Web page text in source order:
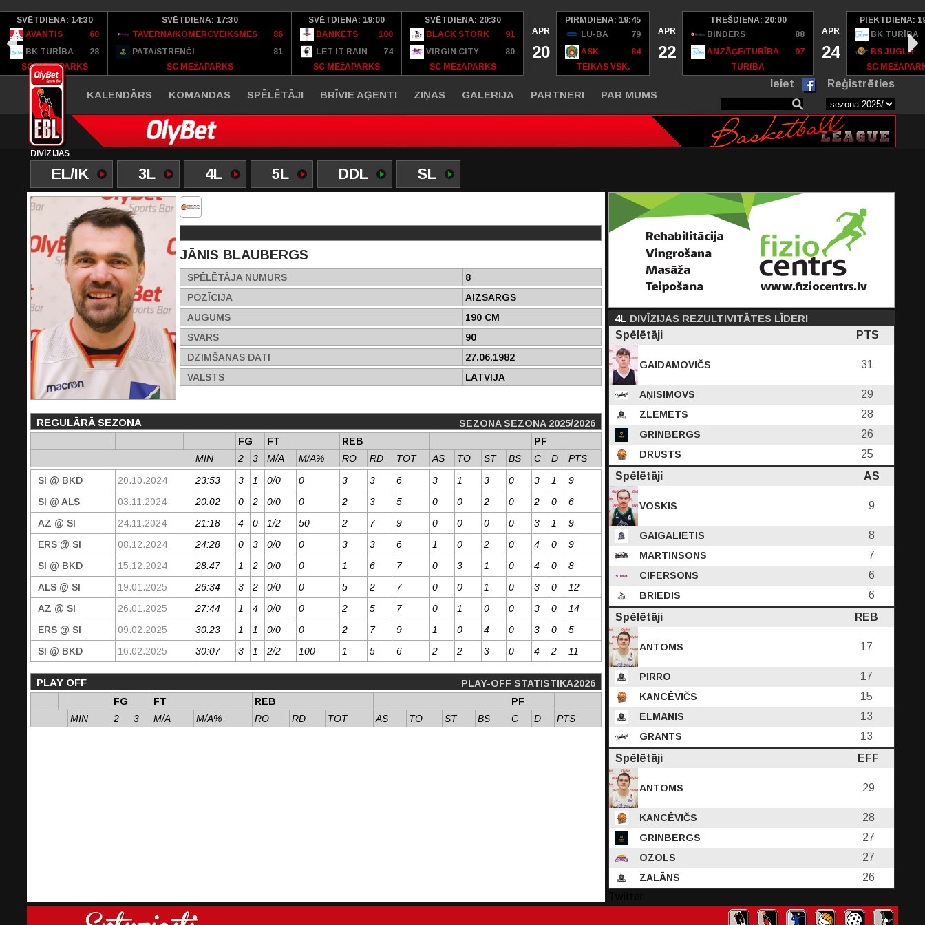
SVĒTDIENA: 14:30
AVANTIS
60
BK TURĪBA
28
SC MEŽAPARKS
SVĒTDIENA: 17:30
TAVERNA/KOMERCVEIKSMES
86
PATA/STRENČI
81
SC MEŽAPARKS
SVĒTDIENA: 19:00
BANKETS
100
LET IT RAIN
74
SC MEŽAPARKS
SVĒTDIENA: 20:30
BLACK STORK
91
VIRGIN CITY
80
SC MEŽAPARKS
APR
20
PIRMDIENA: 19:45
LU-BA
79
ASK
84
TEIKAS VSK.
APR
22
TREŠDIENA: 20:00
BINDERS
88
ANZĀĢE/TURĪBA
97
TURĪBA
APR
24
PIEKTDIENA:
BK TURĪBA
BS JUGLA
SC
KALENDĀRS KOMANDAS SPĒLĒTĀJI BRĪVIE AĢENTI ZIŅAS GALERIJA PARTNERI PAR MUMS
Ieiet Reģistrēties
DIVĪZIJAS
EL/IK 3L 4L 5L DDL SL
JĀNIS BLAUBERGS
SPĒLĒTĀJA NUMURS
8
POZĪCIJA
AIZSARGS
AUGUMS
190 CM
SVARS
90
DZIMŠANAS DATI
27.06.1982
VALSTS
LATVIJA
REGULĀRĀ SEZONA
SEZONA SEZONA 2025/2026
FG
FT REB
PF
MIN
2 3 M/A M/A% RO RD TOT AS TO ST BS C D
PTS
SI @ BKD
20.10.2024 23:53 3 1 0/0 0 3 3 6 3 1 3 0 3 1
9
SI @ ALS
03.11.2024 20:02 0 2 0/0 0 2 3 5 0 0 2 0 2 0
6
AZ @ SI
24.11.2024 21:18 4 0 1/2 50 2 7 9 0 0 0 0 3 1
9
ERS @ SI
08.12.2024 24:28 0 3 0/0 0 3 3 6 1 0 2 0 4 0
9
SI @ BKD
15.12.2024 28:47 1 2 0/0 0 1 6 7 0 3 1 0 4 0
8
ALS @ SI
19.01.2025 26:34 3 2 0/0 0 5 2 7 0 0 1 0 3 0
12
AZ @ SI
26.01.2025 27:44 1 4 0/0 0 2 5 7 0 1 0 0 3 0
14
ERS @ SI
09.02.2025 30:23 1 1 0/0 0 2 7 9 1 0 4 0 3 0
5
SI @ BKD
16.02.2025 30:07 3 1 2/2 100 1 5 6 2 2 3 0 4 2 11
PLAY OFF
PLAY-OFF STATISTIKA2026
FG
FT REB
PF
MIN
2 3 M/A M/A% RO RD TOT AS TO ST BS C D PTS
4L DIVĪZIJAS REZULTIVITĀTES LĪDERI
Spēlētāji
PTS
GAIDAMOVIČS 31
AŅISIMOVS 29
ZLEMETS 28
GRINBERGS 26
DRUSTS
25
Spēlētāji
AS
VOSKIS 9
GAIGALIETIS 8
MARTINSONS 7
CIFERSONS 6
BRIEDIS
6
Spēlētāji
REB
ANTOMS 17
PIRRO 17
KANCĒVIČS 15
ELMANIS 13
GRANTS
13
Spēlētāji
EFF
ANTOMS 29
KANCĒVIČS 28
GRINBERGS 27
OZOLS 27
ZALĀNS
26